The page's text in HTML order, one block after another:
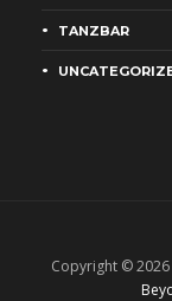
TANZBAR
Copyright ©